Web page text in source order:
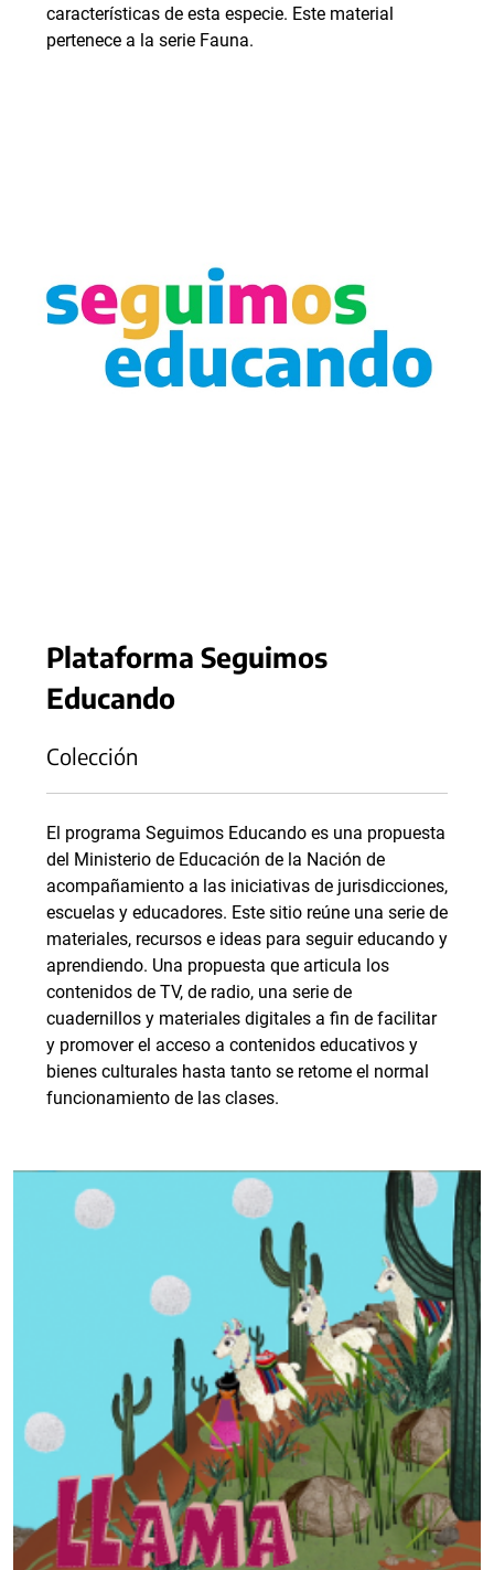
características de esta especie. Este material
pertenece a la serie Fauna.
Plataforma Seguimos
Educando
Colección
El programa Seguimos Educando es una propuesta
del Ministerio de Educación de la Nación de
acompañamiento a las iniciativas de jurisdicciones,
escuelas y educadores. Este sitio reúne una serie de
materiales, recursos e ideas para seguir educando y
aprendiendo. Una propuesta que articula los
contenidos de TV, de radio, una serie de
cuadernillos y materiales digitales a fin de facilitar
y promover el acceso a contenidos educativos y
bienes culturales hasta tanto se retome el normal
funcionamiento de las clases.